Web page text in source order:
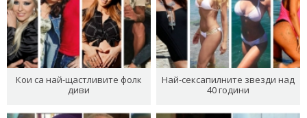
Кои са най-щастливите фолк
диви
Най-сексапилните звезди над
40 години